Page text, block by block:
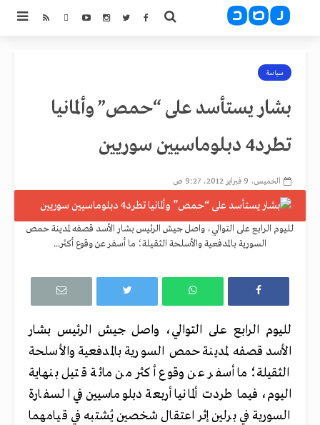
سياسة
بشار يستأسد على “حمص” وألمانيا
تطرد4 دبلوماسيين سوريين
الخميس، 9 فبراير 2012، 9:27 ص
لليوم الرابع على التوالي، واصل جيش الرئيس بشار الأسد قصفه لمدينة حمص
السورية بالمدفعية والأسلحة الثقيلة؛ ما أسفر عن وقوع أكثر...
لليوم الرابع على التوالي، واصل جيش الرئيس بشار
الأسد قصفه لمدينة حمص السورية بالمدفعية والأسلحة
الثقيلة؛ ما أسفر عن وقوع أكثر من مائة قتيل بنهاية
اليوم، فيما طردت ألمانيا أربعة دبلوماسيين في السفارة
السورية في برلين إثر اعتقال شخصين يُشتبه في قيامهما